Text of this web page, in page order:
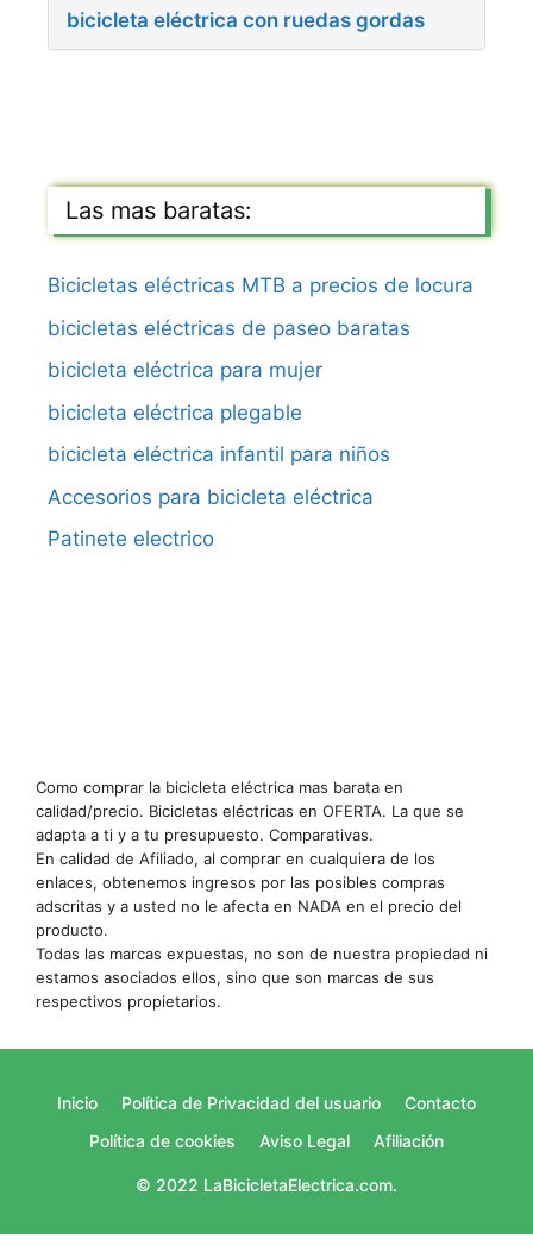
bicicleta eléctrica con ruedas gordas
Las mas baratas:
Bicicletas eléctricas MTB a precios de locura
bicicletas eléctricas de paseo baratas
bicicleta eléctrica para mujer
bicicleta eléctrica plegable
bicicleta eléctrica infantil para niños
Accesorios para bicicleta eléctrica
Patinete electrico
Como comprar la bicicleta eléctrica mas barata en
calidad/precio. Bicicletas eléctricas en OFERTA. La que se
adapta a ti y a tu presupuesto. Comparativas.
En calidad de Afiliado, al comprar en cualquiera de los
enlaces, obtenemos ingresos por las posibles compras
adscritas y a usted no le afecta en NADA en el precio del
producto.
Todas las marcas expuestas, no son de nuestra propiedad ni
estamos asociados ellos, sino que son marcas de sus
respectivos propietarios.
Inicio Política de Privacidad del usuario
Contacto
Política de cookies
Aviso Legal Afiliación
© 2022 LaBicicletaElectrica.com.